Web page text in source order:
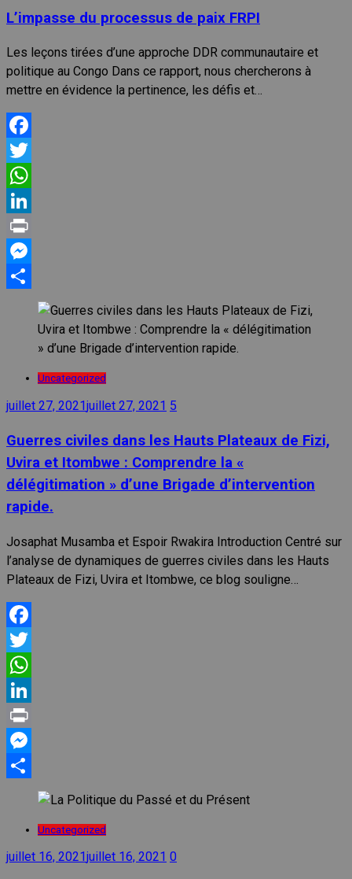
L’impasse du processus de paix FRPI
Les leçons tirées d’une approche DDR communautaire et
politique au Congo Dans ce rapport, nous chercherons à
mettre en évidence la pertinence, les défis et…
Facebook
Twitter
WhatsApp
LinkedIn
Print
Messenger
Partager
Uncategorized
juillet 27, 2021juillet 27, 2021 5
Guerres civiles dans les Hauts Plateaux de Fizi,
Uvira et Itombwe : Comprendre la «
délégitimation » d’une Brigade d’intervention
rapide.
Josaphat Musamba et Espoir Rwakira Introduction Centré sur
l’analyse de dynamiques de guerres civiles dans les Hauts
Plateaux de Fizi, Uvira et Itombwe, ce blog souligne…
Facebook
Twitter
WhatsApp
LinkedIn
Print
Messenger
Partager
Uncategorized
juillet 16, 2021 juillet 16, 2021 0